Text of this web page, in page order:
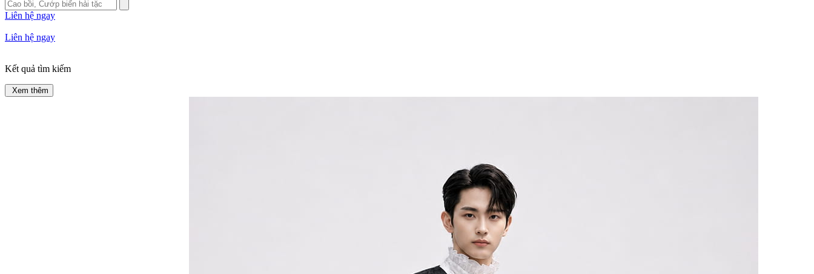
Liên hệ ngay
Liên hệ ngay
Kết quả tìm kiếm
Xem thêm